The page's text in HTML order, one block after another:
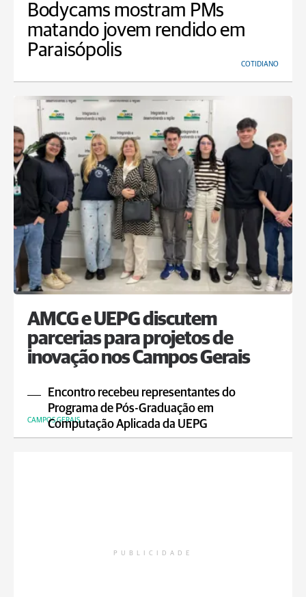
Bodycams mostram PMs
matando jovem rendido em
Paraisópolis
COTIDIANO
AMCG e UEPG discutem
parcerias para projetos de
inovação nos Campos Gerais
Encontro recebeu representantes do
Programa de Pós-Graduação em
Computação Aplicada da UEPG
CAMPOS GERAIS
PUBLICIDADE